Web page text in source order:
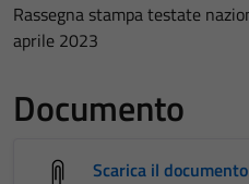
Rassegna stampa testate
aprile 2023
Documento
Scarica il documento